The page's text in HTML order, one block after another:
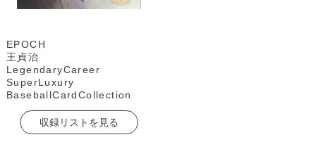
EPOCH
王貞治
LegendaryCareer
SuperLuxury
BaseballCardCollection
収録リストを見る